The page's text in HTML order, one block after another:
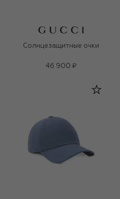
Солнцезащитные очки
46 900 ₽